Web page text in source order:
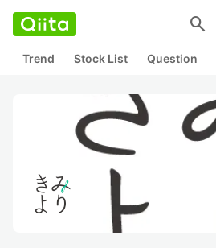
search
Trend Stock List Question